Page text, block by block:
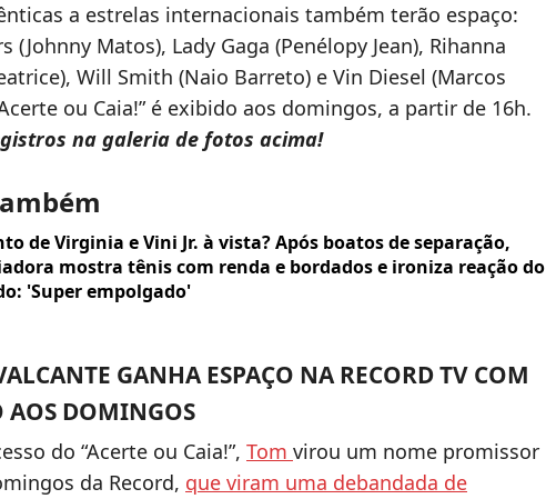
a estrelas internacionais também terão espaço:
(Johnny Matos), Lady Gaga (Penélopy Jean), Rihanna
Will Smith (Naio Barreto) e Vin Diesel (Marcos
ou Caia!” é exibido aos domingos, a partir de 16h.
na galeria de fotos acima!
de Virginia e Vini Jr. à vista? Após boatos de separação,
mostra tênis com renda e bordados e ironiza reação do
'Super empolgado'
GANHA ESPAÇO NA RECORD TV COM
AOS DOMINGOS
do “Acerte ou Caia!”, Tom virou um nome promissor
da Record, que viram uma debandada de